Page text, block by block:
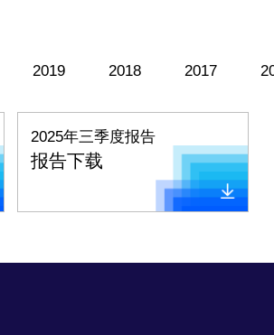
2019 2018 2017
2025年三季度报告
报告下载